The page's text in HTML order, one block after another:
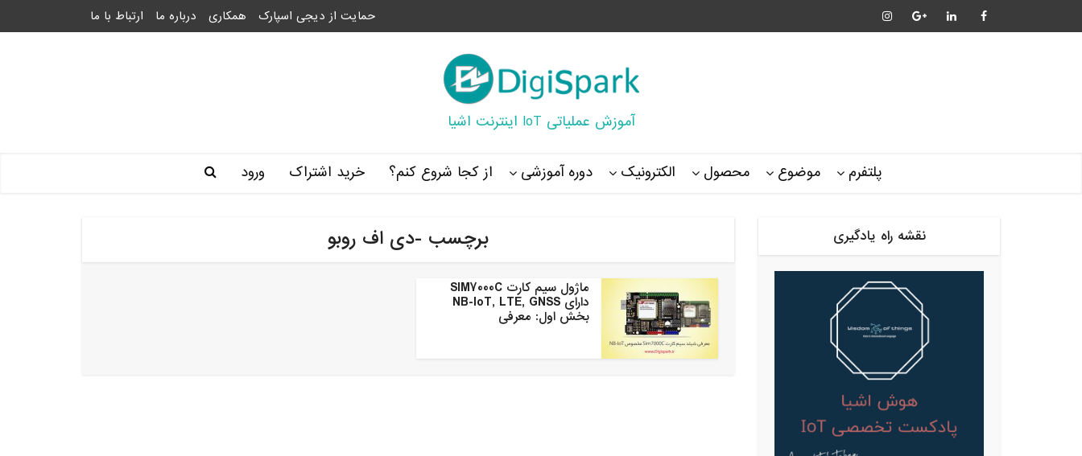
حمایت از دیجی اسپارک همکاری درباره ما ارتباط با ما
آموزش عملیاتی IoT اینترنت اشیا
پلتفرم موضوع محصول الکترونیک دوره آموزشی از کجا شروع کنم؟ خرید اشتراک ورود
برچسب -دی اف روبو
ماژول سیم کارت SIM7000C
دارای NB-IoT, LTE, GNSS
بخش اول: معرفی
نقشه راه یادگیری